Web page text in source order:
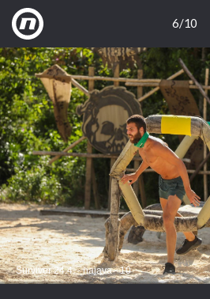
6/10
Survivor 24.4. - najava - 10